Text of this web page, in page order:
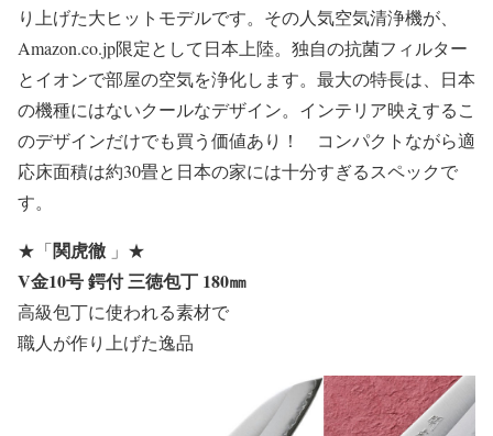
り上げた大ヒットモデルです。その人気空気清浄機が、
Amazon.co.jp限定として日本上陸。独自の抗菌フィルター
とイオンで部屋の空気を浄化します。最大の特長は、日本
の機種にはないクールなデザイン。インテリア映えするこ
のデザインだけでも買う価値あり！ コンパクトながら適
応床面積は約30畳と日本の家には十分すぎるスペックで
す。
★ 「関虎徹 」 ★
V金10号 鍔付 三徳包丁 180㎜
高級包丁に使われる素材で
職人が作り上げた逸品